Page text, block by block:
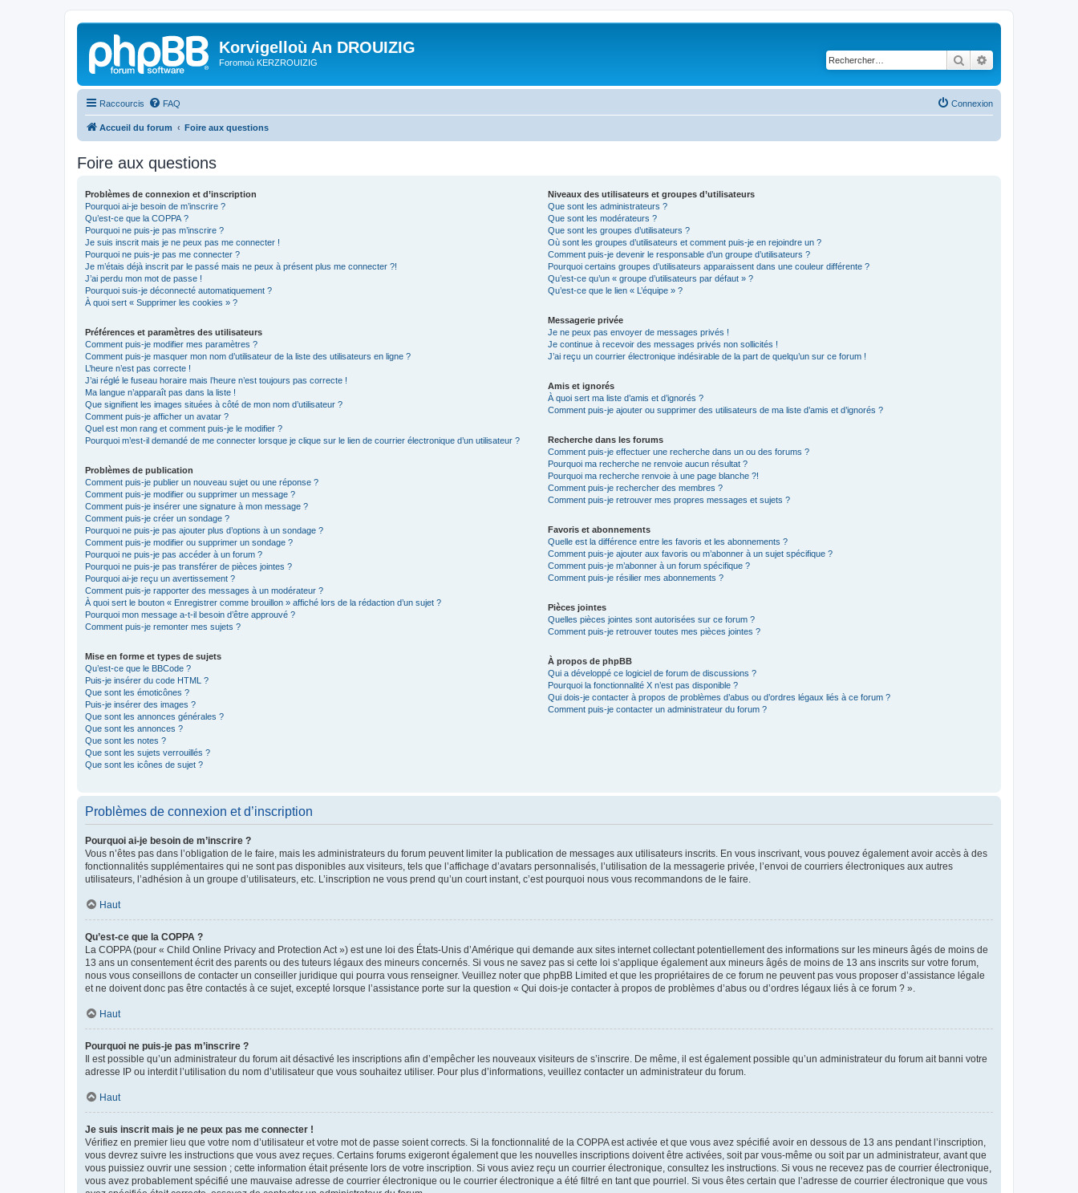
Korvigelloù An DROUIZIG
Foromoù KERZROUIZIG Rechercher
Raccourcis FAQ Connexion
Accueil du forum Foire aux questions
Foire aux questions
Problèmes de connexion et d’inscription
Pourquoi ai-je besoin de m’inscrire ?
Qu’est-ce que la COPPA ?
Pourquoi ne puis-je pas m’inscrire ?
Je suis inscrit mais je ne peux pas me connecter !
Pourquoi ne puis-je pas me connecter ?
Je m’étais déjà inscrit par le passé mais ne peux à présent plus me connecter ?!
J’ai perdu mon mot de passe !
Pourquoi suis-je déconnecté automatiquement ?
À quoi sert « Supprimer les cookies » ?
Préférences et paramètres des utilisateurs
Comment puis-je modifier mes paramètres ?
Comment puis-je masquer mon nom d’utilisateur de la liste des utilisateurs en ligne ?
L’heure n’est pas correcte !
J’ai réglé le fuseau horaire mais l’heure n’est toujours pas correcte !
Ma langue n’apparaît pas dans la liste !
Que signifient les images situées à côté de mon nom d’utilisateur ?
Comment puis-je afficher un avatar ?
Quel est mon rang et comment puis-je le modifier ?
Pourquoi m’est-il demandé de me connecter lorsque je clique sur le lien de courrier électronique d’un utilisateur ?
Problèmes de publication
Comment puis-je publier un nouveau sujet ou une réponse ?
Comment puis-je modifier ou supprimer un message ?
Comment puis-je insérer une signature à mon message ?
Comment puis-je créer un sondage ?
Pourquoi ne puis-je pas ajouter plus d’options à un sondage ?
Comment puis-je modifier ou supprimer un sondage ?
Pourquoi ne puis-je pas accéder à un forum ?
Pourquoi ne puis-je pas transférer de pièces jointes ?
Pourquoi ai-je reçu un avertissement ?
Comment puis-je rapporter des messages à un modérateur ?
À quoi sert le bouton « Enregistrer comme brouillon » affiché lors de la rédaction d’un sujet ?
Pourquoi mon message a-t-il besoin d’être approuvé ?
Comment puis-je remonter mes sujets ?
Mise en forme et types de sujets
Qu’est-ce que le BBCode ?
Puis-je insérer du code HTML ?
Que sont les émoticônes ?
Puis-je insérer des images ?
Que sont les annonces générales ?
Que sont les annonces ?
Que sont les notes ?
Que sont les sujets verrouillés ?
Que sont les icônes de sujet ?
Niveaux des utilisateurs et groupes d’utilisateurs
Que sont les administrateurs ?
Que sont les modérateurs ?
Que sont les groupes d’utilisateurs ?
Où sont les groupes d’utilisateurs et comment puis-je en rejoindre un ?
Comment puis-je devenir le responsable d’un groupe d’utilisateurs ?
Pourquoi certains groupes d’utilisateurs apparaissent dans une couleur différente ?
Qu’est-ce qu’un « groupe d’utilisateurs par défaut » ?
Qu’est-ce que le lien « L’équipe » ?
Messagerie privée
Je ne peux pas envoyer de messages privés !
Je continue à recevoir des messages privés non sollicités !
J’ai reçu un courrier électronique indésirable de la part de quelqu’un sur ce forum !
Amis et ignorés
À quoi sert ma liste d’amis et d’ignorés ?
Comment puis-je ajouter ou supprimer des utilisateurs de ma liste d’amis et d’ignorés ?
Recherche dans les forums
Comment puis-je effectuer une recherche dans un ou des forums ?
Pourquoi ma recherche ne renvoie aucun résultat ?
Pourquoi ma recherche renvoie à une page blanche ?!
Comment puis-je rechercher des membres ?
Comment puis-je retrouver mes propres messages et sujets ?
Favoris et abonnements
Quelle est la différence entre les favoris et les abonnements ?
Comment puis-je ajouter aux favoris ou m’abonner à un sujet spécifique ?
Comment puis-je m’abonner à un forum spécifique ?
Comment puis-je résilier mes abonnements ?
Pièces jointes
Quelles pièces jointes sont autorisées sur ce forum ?
Comment puis-je retrouver toutes mes pièces jointes ?
À propos de phpBB
Qui a développé ce logiciel de forum de discussions ?
Pourquoi la fonctionnalité X n’est pas disponible ?
Qui dois-je contacter à propos de problèmes d’abus ou d’ordres légaux liés à ce forum ?
Comment puis-je contacter un administrateur du forum ?
Problèmes de connexion et d’inscription
Pourquoi ai-je besoin de m’inscrire ?
Vous n’êtes pas dans l’obligation de le faire, mais les administrateurs du forum peuvent limiter la publication de messages aux utilisateurs inscrits. En vous inscrivant, vous pouvez également avoir accès à des
fonctionnalités supplémentaires qui ne sont pas disponibles aux visiteurs, tels que l’affichage d’avatars personnalisés, l’utilisation de la messagerie privée, l’envoi de courriers électroniques aux autres
utilisateurs, l’adhésion à un groupe d’utilisateurs, etc. L’inscription ne vous prend qu’un court instant, c’est pourquoi nous vous recommandons de le faire.
Haut
Qu’est-ce que la COPPA ?
La COPPA (pour « Child Online Privacy and Protection Act ») est une loi des États-Unis d’Amérique qui demande aux sites internet collectant potentiellement des informations sur les mineurs âgés de moins de
13 ans un consentement écrit des parents ou des tuteurs légaux des mineurs concernés. Si vous ne savez pas si cette loi s’applique également aux mineurs âgés de moins de 13 ans inscrits sur votre forum,
nous vous conseillons de contacter un conseiller juridique qui pourra vous renseigner. Veuillez noter que phpBB Limited et que les propriétaires de ce forum ne peuvent pas vous proposer d’assistance légale
et ne doivent donc pas être contactés à ce sujet, excepté lorsque l’assistance porte sur la question « Qui dois-je contacter à propos de problèmes d’abus ou d’ordres légaux liés à ce forum ? ».
Haut
Pourquoi ne puis-je pas m’inscrire ?
Il est possible qu’un administrateur du forum ait désactivé les inscriptions afin d’empêcher les nouveaux visiteurs de s’inscrire. De même, il est également possible qu’un administrateur du forum ait banni votre
adresse IP ou interdit l’utilisation du nom d’utilisateur que vous souhaitez utiliser. Pour plus d’informations, veuillez contacter un administrateur du forum.
Haut
Je suis inscrit mais je ne peux pas me connecter !
Vérifiez en premier lieu que votre nom d’utilisateur et votre mot de passe soient corrects. Si la fonctionnalité de la COPPA est activée et que vous avez spécifié avoir en dessous de 13 ans pendant l’inscription,
vous devrez suivre les instructions que vous avez reçues. Certains forums exigeront également que les nouvelles inscriptions doivent être activées, soit par vous-même ou soit par un administrateur, avant que
vous puissiez ouvrir une session ; cette information était présente lors de votre inscription. Si vous aviez reçu un courrier électronique, consultez les instructions. Si vous ne recevez pas de courrier électronique,
vous avez probablement spécifié une mauvaise adresse de courrier électronique ou le courrier électronique a été filtré en tant que pourriel. Si vous êtes certain que l’adresse de courrier électronique que vous